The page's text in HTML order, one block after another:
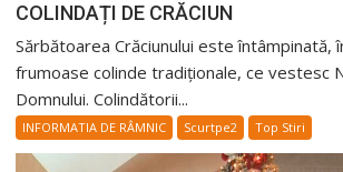
COLINDAȚI DE CRĂCIUN
Sărbătoarea Crăciunului este întâmpinată,
frumoase colinde tradiționale, ce vestesc
Domnului. Colindătorii...
INFORMATIA DE RÂMNIC Scurtpe2 Top Stiri